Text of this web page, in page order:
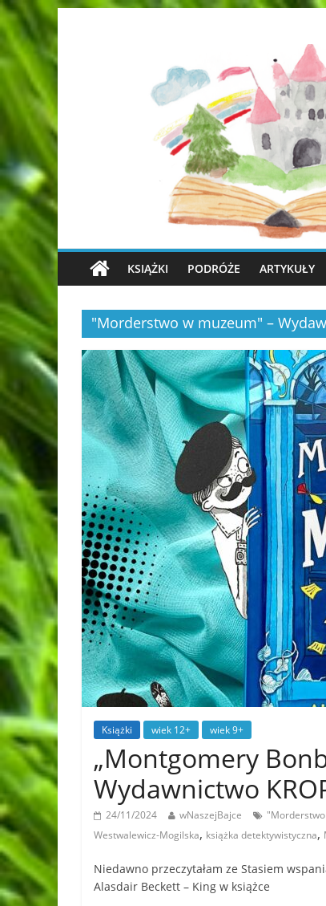
KSIĄŻKI PODRÓŻE ARTYKUŁY
"Morderstwo w muzeum" –
Książki wiek 12+ wiek 9+
„Montgomery
Wydawnictwo
24/11/2024 wNaszejBajce "Morderstwo
Westwalewicz-Mogilska, książka detektywistyczna,
Niedawno przeczytałam ze Stasiem
Alasdair Beckett – King w książce